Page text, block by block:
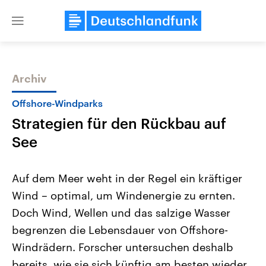
Close
Themen
Landtagswahl Sachsen-Anhalt
2026
Alle Informationen
Sachsen-Anhalt wählt am 6.
September 2026 einen neuen
Landtag. Seit 2021 wird das
Bundesland von einer Koalition aus
USA
Aktuelle Beiträge,
Hintergründe
Wirtschaftlich und
gehören die Vereinigten
den mächtigsten Ländern
mit großem Einfluss auf
Archiv
Offshore-Windparks
Strategien für den Rückbau auf
See
Auf dem Meer weht in der Regel ein kräftiger
Wind – optimal, um Windenergie zu ernten.
Doch Wind, Wellen und das salzige Wasser
begrenzen die Lebensdauer von Offshore-
Windrädern. Forscher untersuchen deshalb